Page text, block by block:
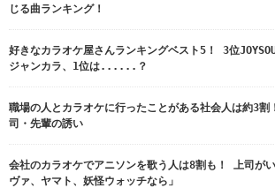
じる曲ランキング！
好きなカラオケ屋さんランキングベスト5！ 3位
ジャンカラ、1位は......？
職場の人とカラオケに行ったことがある社会人は約3
司・先輩の誘い
会社のカラオケでアニソンを歌う人は8割も！ 上司が
ヴァ、ヤマト、妖怪ウォッチなら」